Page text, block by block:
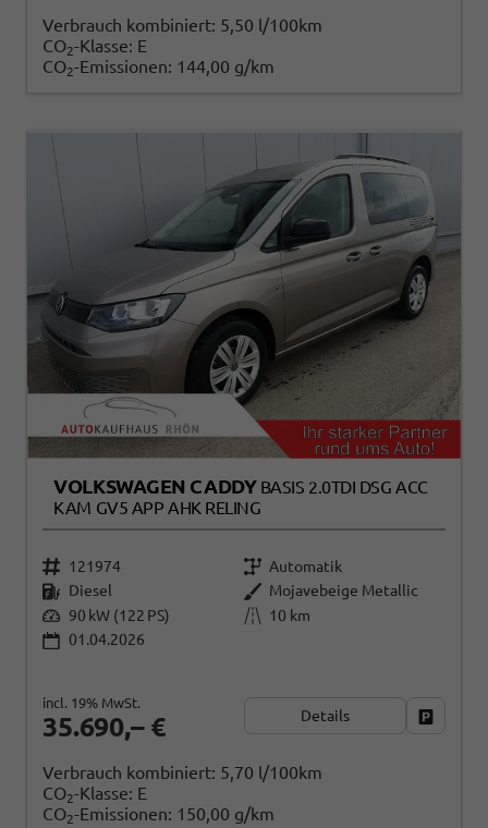
Verbrauch kombiniert: 5,50 l/100km
CO2-Klasse: E
CO2-Emissionen: 144,00 g/km
VOLKSWAGEN CADDY BASIS 2.0TDI DSG ACC
KAM GV5 APP AHK RELING
121974
Automatik
Diesel
Mojavebeige Metallic
90 kW (122 PS)
10 km
01.04.2026
35.690,– €
incl. 19% MwSt.
Details
Verbrauch kombiniert: 5,70 l/100km
CO2-Klasse: E
CO2-Emissionen: 150,00 g/km